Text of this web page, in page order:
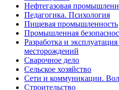
Нефтегазовая
Педагогика. Психология
Пищевая промышленность
Промышленная
Разработка и
месторождений
Сварочное дело
Сельское хозяйство
Сети и коммуникации.
Строительство